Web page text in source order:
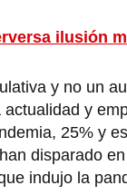
ilusión
y no un
y
25% y
disparado
indujo la